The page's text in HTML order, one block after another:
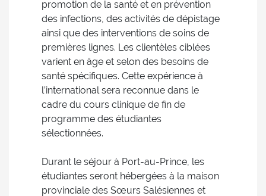
promotion de la santé et en prévention
des infections, des activités de dépistage
ainsi que des interventions de soins de
premières lignes. Les clientèles ciblées
varient en âge et selon des besoins de
santé spécifiques. Cette expérience à
l’international sera reconnue dans le
cadre du cours clinique de fin de
programme des étudiantes
sélectionnées.
Durant le séjour à Port-au-Prince, les
étudiantes seront hébergées à la maison
provinciale des Sœurs Salésiennes et